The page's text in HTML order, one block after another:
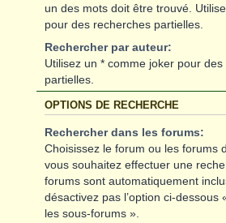
un des mots doit être trouvé.
pour des recherches partielles.
Rechercher par auteur:
Utilisez un * comme joker pour
partielles.
OPTIONS DE RECHERCHE
Rechercher dans les forums:
Choisissez le forum ou les forums
vous souhaitez effectuer une
forums sont automatiquement
désactivez pas l’option ci-dessous
les sous-forums ».